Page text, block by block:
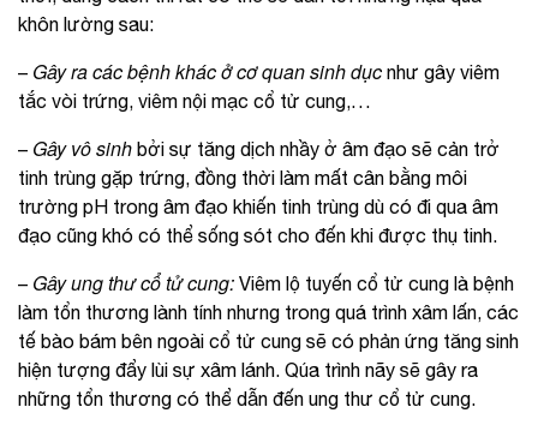
khôn lường sau:
– Gây ra các bệnh khác ở cơ quan sinh dục như gây viêm
tắc vòi trứng, viêm nội mạc cổ tử cung,…
– Gây vô sinh bởi sự tăng dịch nhầy ở âm đạo sẽ cản trở
tinh trùng gặp trứng, đồng thời làm mất cân bằng môi
trường pH trong âm đạo khiến tinh trùng dù có đi qua âm
đạo cũng khó có thể sống sót cho đến khi được thụ tinh.
– Gây ung thư cổ tử cung: Viêm lộ tuyến cổ tử cung là bệnh
làm tổn thương lành tính nhưng trong quá trình xâm lấn, các
tế bào bám bên ngoài cổ tử cung sẽ có phản ứng tăng sinh
hiện tượng đẩy lùi sự xâm lánh. Qúa trình nãy sẽ gây ra
những tổn thương có thể dẫn đến ung thư cổ tử cung.